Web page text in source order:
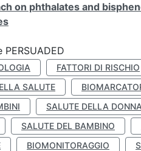
on phthalates and
FATTORI DI RISCHIO
SALUTE
SALUTE DELLA DONNA
SALUTE DEL BAMBINO
BIOMONITORAGGIO